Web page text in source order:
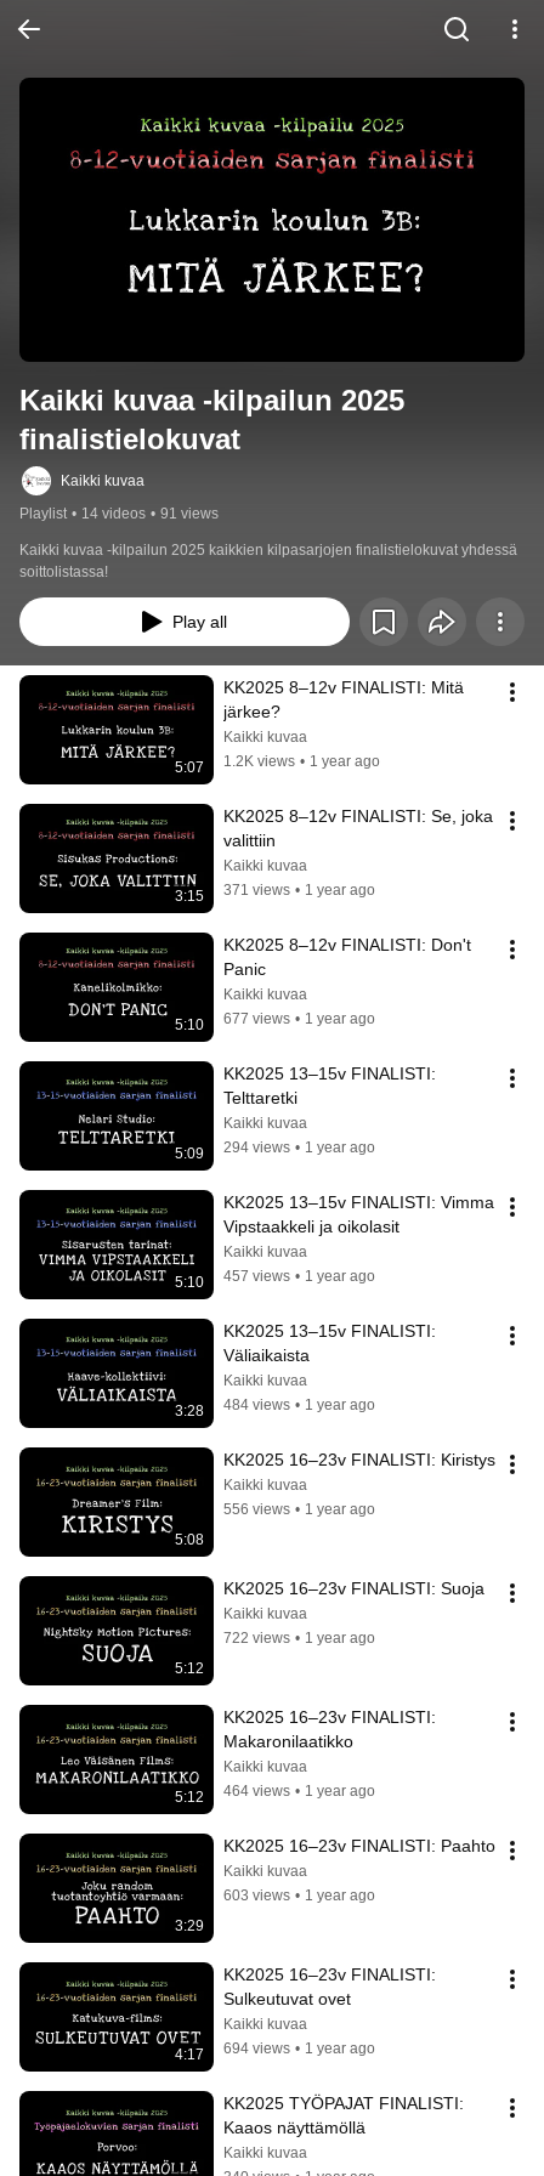
Kaikki kuvaa -kilpailun 2025
finalistielokuvat
Kaikki kuvaa
Playlist • 14 videos • 91 views
Kaikki kuvaa -kilpailun 2025 kaikkien kilpasarjojen finalistielokuvat yhdessä
soittolistassa!
Play all
5:07
KK2025 8–12v FINALISTI: Mitä
järkee?
Kaikki kuvaa
1.2K views • 1 year ago
3:15
KK2025 8–12v FINALISTI: Se, joka
valittiin
Kaikki kuvaa
371 views • 1 year ago
5:10
KK2025 8–12v FINALISTI: Don't
Panic
Kaikki kuvaa
677 views • 1 year ago
5:09
KK2025 13–15v FINALISTI:
Telttaretki
Kaikki kuvaa
294 views • 1 year ago
5:10
KK2025 13–15v FINALISTI: Vimma
Vipstaakkeli ja oikolasit
Kaikki kuvaa
457 views • 1 year ago
3:28
KK2025 13–15v FINALISTI:
Väliaikaista
Kaikki kuvaa
484 views • 1 year ago
5:08
KK2025 16–23v FINALISTI: Kiristys
Kaikki kuvaa
556 views • 1 year ago
5:12
KK2025 16–23v FINALISTI: Suoja
Kaikki kuvaa
722 views • 1 year ago
5:12
KK2025 16–23v FINALISTI:
Makaronilaatikko
Kaikki kuvaa
464 views • 1 year ago
3:29
KK2025 16–23v FINALISTI: Paahto
Kaikki kuvaa
603 views • 1 year ago
4:17
KK2025 16–23v FINALISTI:
Sulkeutuvat ovet
Kaikki kuvaa
694 views • 1 year ago
KK2025 TYÖPAJAT FINALISTI:
Kaaos näyttämöllä
Kaikki kuvaa